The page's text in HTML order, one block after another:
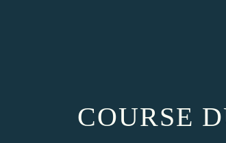
COURSE